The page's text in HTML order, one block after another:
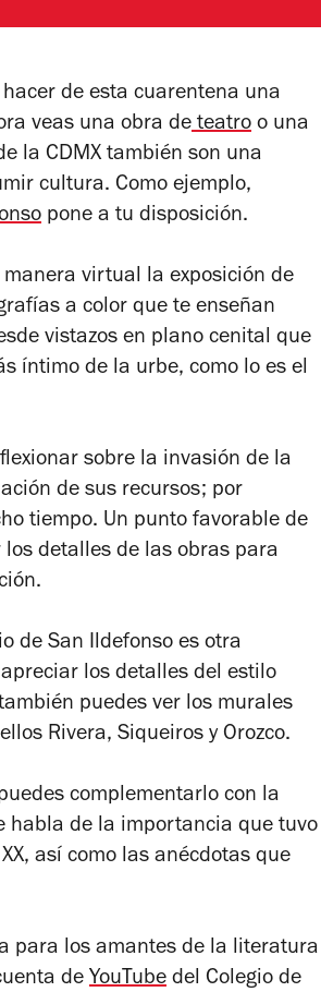
de esta cuarentena una
veas una obra deteatro o una
la CDMX también son una
cultura. Como ejemplo,
pone a tu disposición.
virtual la exposición de
a color que te enseñan
vistazos en plano cenital que
íntimo de la urbe, como lo es el
sobre la invasión de la
de sus recursos; por
tiempo. Un punto favorable de
detalles de las obras para
de San Ildefonso es otra
los detalles del estilo
puedes ver los murales
Rivera, Siqueiros y Orozco.
complementarlo con la
habla de la importancia que tuvo
así como las anécdotas que
para los amantes de la literatura
de YouTube del Colegio de